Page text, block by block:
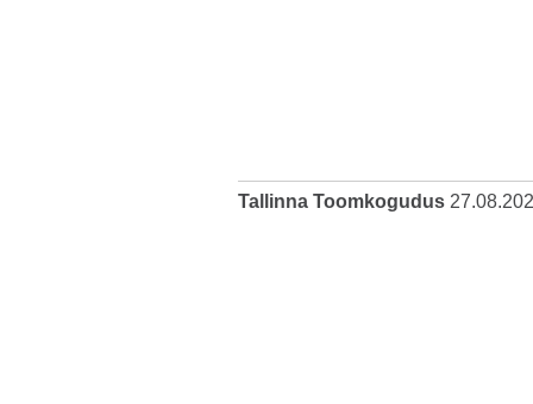
Tallinna Toomkogudus